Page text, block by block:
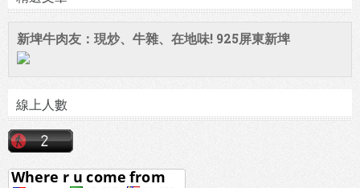
新埤牛肉友：現炒、牛雜、在地味! 925屏東新埤
線上人數